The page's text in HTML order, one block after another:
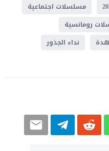
مسلسلات اجتماعية
رومانسية
نداء الجذور